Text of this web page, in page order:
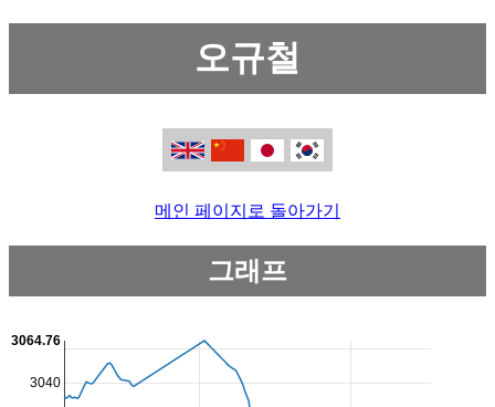
오규철
메인 페이지로 돌아가기
그래프
3040
3064.76